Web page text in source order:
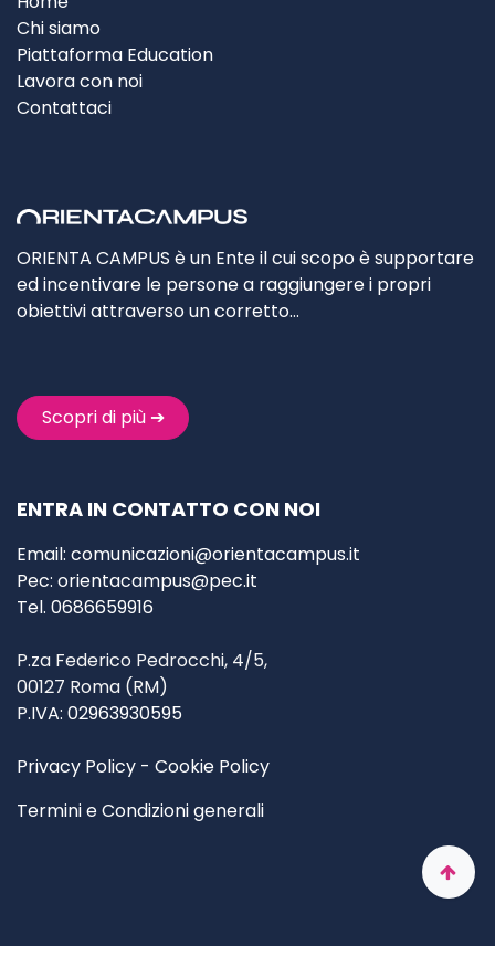
Chi siamo
Piattaforma Education
Lavora con noi
Contattaci
ORIENTA CAMPUS è un Ente il cui scopo è supportare
ed incentivare le persone a raggiungere i propri
obiettivi attraverso un corretto…
Scopri di più ➔
ENTRA IN CONTATTO CON NOI
Email: comunicazioni@orientacampus.it
Pec: orientacampus@pec.it
Tel. 0686659916
P.za Federico Pedrocchi, 4/5,
00127 Roma (RM)
P.IVA: 02963930595
Privacy Policy - Cookie Policy
Termini e Condizioni generali